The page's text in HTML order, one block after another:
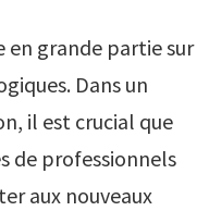
en grande partie sur
Dans un
il est crucial que
de professionnels
aux nouveaux